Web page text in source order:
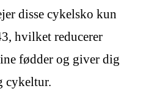
disse cykelsko kun
hvilket reducerer
fødder og giver dig
cykeltur.